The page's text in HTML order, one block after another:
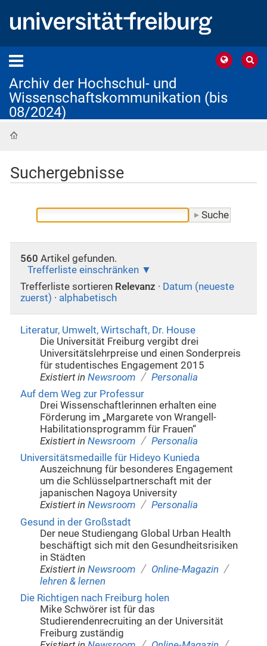
Archiv der Hochschul- und
Wissenschaftskommunikation (bis
08/2024)
Suchergebnisse
560 Artikel gefunden.
Trefferliste einschränken
Trefferliste sortieren Relevanz · Datum (neueste
zuerst) · alphabetisch
Literatur, Umwelt, Wirtschaft, Dr. House
Die Universität Freiburg vergibt drei
Universitätslehrpreise und einen Sonderpreis
für studentisches Engagement 2015
Existiert in Newsroom / Personalia
Auf dem Weg zur Professur
Drei Wissenschaftlerinnen erhalten eine
Förderung im „Margarete von Wrangell-
Habilitationsprogramm für Frauen“
Existiert in Newsroom / Personalia
Universitätsmedaille für Hideyo Kunieda
Auszeichnung für besonderes Engagement
um die Schlüsselpartnerschaft mit der
japanischen Nagoya University
Existiert in Newsroom / Personalia
Gesund in der Großstadt
Der neue Studiengang Global Urban Health
beschäftigt sich mit den Gesundheitsrisiken
in Städten
Existiert in Newsroom / Online-Magazin /
lehren & lernen
Die Richtigen nach Freiburg holen
Mike Schwörer ist für das
Studierendenrecruiting an der Universität
Freiburg zuständig